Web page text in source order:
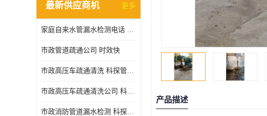
最新供应商机 更多
家庭自来水管漏水检测电话 服务周到
市政管道疏通公司 时效快
市政高压车疏通清洗 科探管道工程 设备齐
市政高压车疏通清洗公司 科探管道工程 经验丰富
市政消防管道漏水检测 科探管道工程 快速上门
产品描述